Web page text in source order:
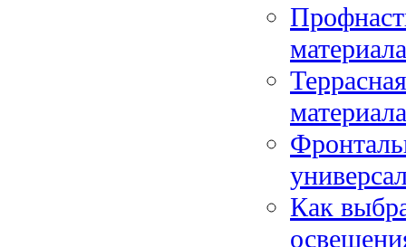
материала
материала
Как